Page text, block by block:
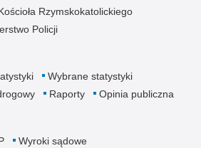
Rzymskokatolickiego
Policji
Wybrane statystyki
Raporty Opinia publiczna
Wyroki sądowe